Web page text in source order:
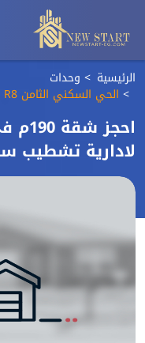
الرئيسية وحدات
الحي السكني الثامن R8 بالعاصمة الادارية الجديدة
لادارية تشطيب